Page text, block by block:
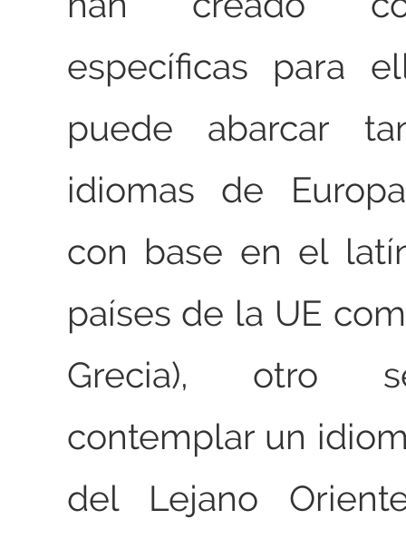
específicas para
puede abarcar
idiomas de
con base en el
países de la UE
Grecia), otro
contemplar un
del Lejano